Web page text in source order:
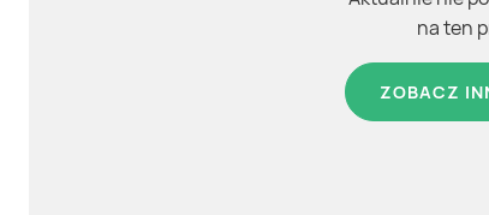
na ten
ZOBACZ